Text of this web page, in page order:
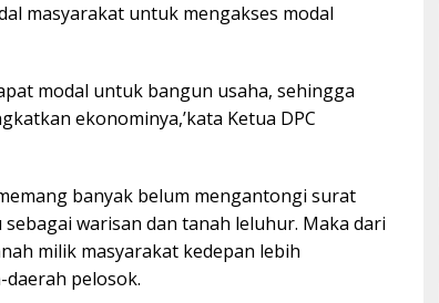
masyarakat untuk mengakses modal
modal untuk bangun usaha, sehingga
ekonominya,’kata Ketua DPC
banyak belum mengantongi surat
warisan dan tanah leluhur. Maka dari
milik masyarakat kedepan lebih
pelosok.